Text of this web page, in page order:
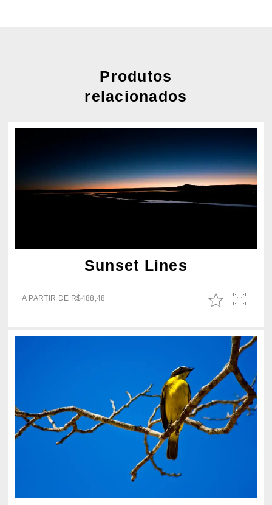
Produtos
relacionados
Sunset Lines
A PARTIR DE R$488,48